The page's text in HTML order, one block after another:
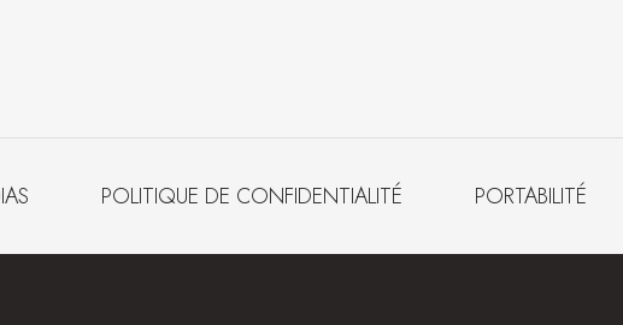
POLITIQUE DE CONFIDENTIALITÉ PORTABILITÉ